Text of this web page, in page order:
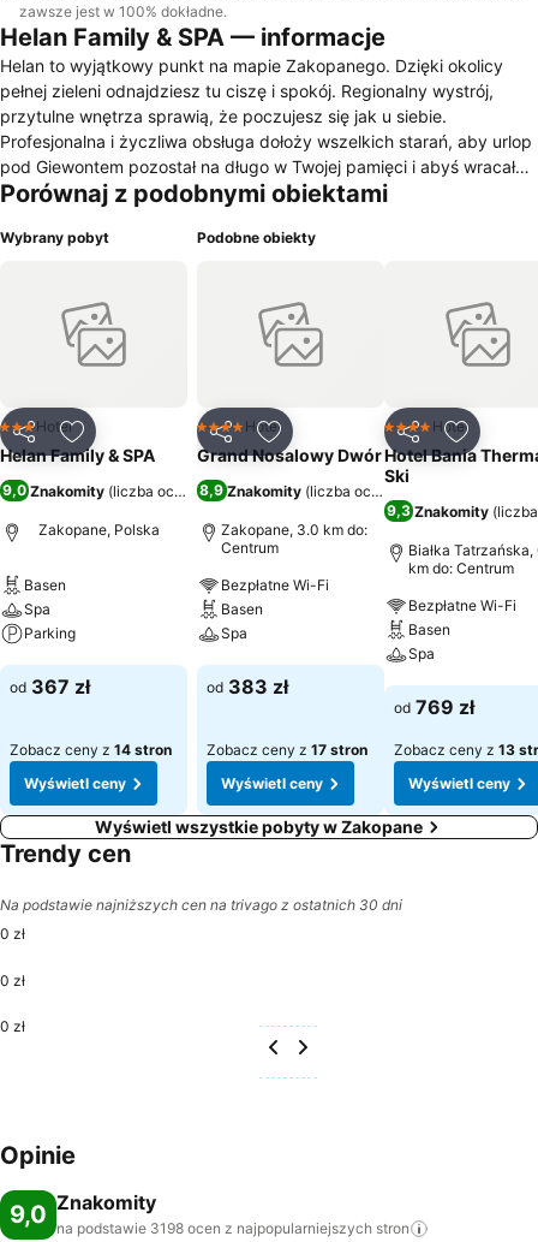
zawsze jest w 100% dokładne.
Helan Family & SPA — informacje
Helan to wyjątkowy punkt na mapie Zakopanego. Dzięki okolicy
pełnej zieleni odnajdziesz tu ciszę i spokój. Regionalny wystrój,
przytulne wnętrza sprawią, że poczujesz się jak u siebie.
Profesjonalna i życzliwa obsługa dołoży wszelkich starań, aby urlop
pod Giewontem pozostał na długo w Twojej pamięci i abyś wracał
do nas jako Przyjaciel domu. Helan dysponuje 49 pokojami.
przywodzą na myśl klimat górskich polan. Prawdziwy zapach
wnętrzach. Każdy pokój jest inny, wyjątkowy. Wszystkie spełniają
standardy hotelu ***. Z każdego balkonu rozpościera się widok na
góry: Giewont, Buczynowe Turnie lub Gubałówkę. W wyposażeniu
również: sala zabaw dla dzieci, duży ogród, fotele i duży TV w sali
kominkowej, 100 osobowa sala konferencyjna z wyposażeniem
audio-wizualnym, elegancka sala bankietowa słoneczny taras z
widokiem na Tatry Willa Helan ma wszystkie wymagane ułatwienia
dla osób niepełnosprawnych.
Porównaj z podobnymi obiektami
Wybrany pobyt
UdostępnijDodaj do ulubionych
3 Kategoria
Hotel
Helan Family & SPA
9,0 Znakomity (liczba ocen: 3198)
Zakopane, Polska
Basen
Spa
Parking
Wyświetl ceny
od 367 zł
Zobacz ceny z 14 stron
Wyświetl ceny
Podobne obiekty
UdostępnijDodaj do ulubionych
4 Kategoria
Hotel
Grand Nosalowy Dwór
8,9 Znakomity (liczba ocen: 2171
Zakopane, 3.0 km do:
Centrum
Bezpłatne Wi-Fi
Basen
Spa
Wyświetl ceny
od 383 zł
Zobacz ceny z 17 stron
Wyświetl ceny
UdostępnijDodaj
4 Kategoria
Hotel
Hotel Bania
Ski
9,3 Znakomity (
Białka
km do: Centrum
Bezpłatne Wi-Fi
Basen
Spa
Wyświetl ceny
od 769 zł
Zobacz ceny z 13
Wyświetl ceny
Wyświetl wszystkie pobyty w Zakopane
Trendy cen
Na podstawie najniższych cen na trivago z ostatnich 30 dni
0 zł
0 zł
0 zł
Opinie
9,0 Znakomity
na podstawie 3198 ocen z najpopularniejszych stron